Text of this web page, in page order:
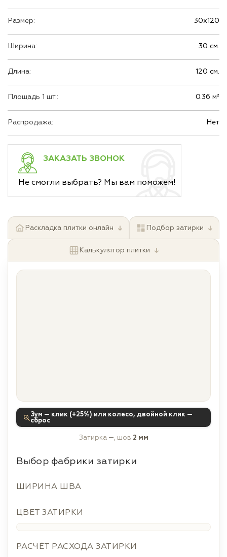
Размер: 30х120
Ширина: 30 см.
Длина: 120 см.
Площадь 1 шт.: 0.36 м²
Распродажа: Нет
ЗАКАЗАТЬ ЗВОНОК
Не смогли выбрать? Мы вам поможем!
Раскладка плитки онлайн ↓ Подбор затирки ↓
Калькулятор плитки ↓
Зум — клик (+25%) или колесо, двойной клик —
сброс
Затирка —, шов 2 мм
Выбор фабрики затирки
ШИРИНА ШВА
ЦВЕТ ЗАТИРКИ
РАСЧЁТ РАСХОДА ЗАТИРКИ